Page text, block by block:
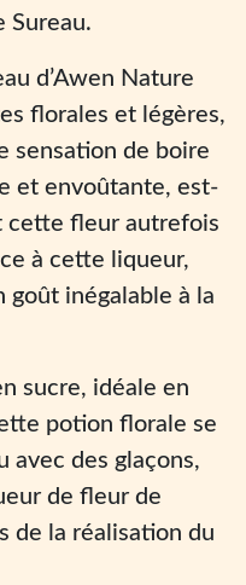
Sureau.
d’Awen Nature
florales et légères,
sensation de boire
et envoûtante, est-
cette fleur autrefois
à cette liqueur,
goût inégalable à la
sucre, idéale en
potion florale se
avec des glaçons,
de fleur de
de la réalisation du